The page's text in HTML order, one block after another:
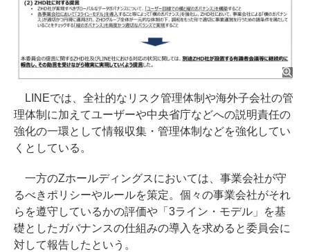
LINEでは、全社的なリスク管理体制や海外子会社の管
理体制に加えてユーザーや中央省庁などへの説明責任の
強化の一環として情報収集・管理体制などを強化してい
くとしている。
一方のZホールディングスにおいては、事業会社が守
るべきポリシーやルールを策定。個々の事業会社がそれ
らを遵守しているかの評価や「3ライン・モデル」を基
礎としたガバナンスの仕組みの導入を求めると委員会に
対して報告したという。